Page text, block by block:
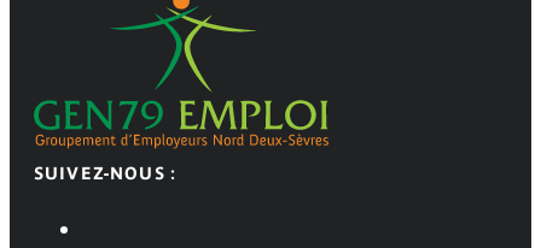
SUIVEZ-NOUS :